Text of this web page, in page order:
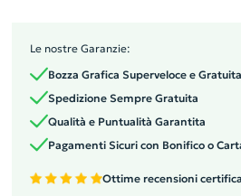
Le nostre Garanzie:
Bozza Grafica Superveloce e Gratuita
Spedizione Sempre Gratuita
Qualità e Puntualità Garantita
Pagamenti Sicuri con Bonifico o
Ottime recensioni